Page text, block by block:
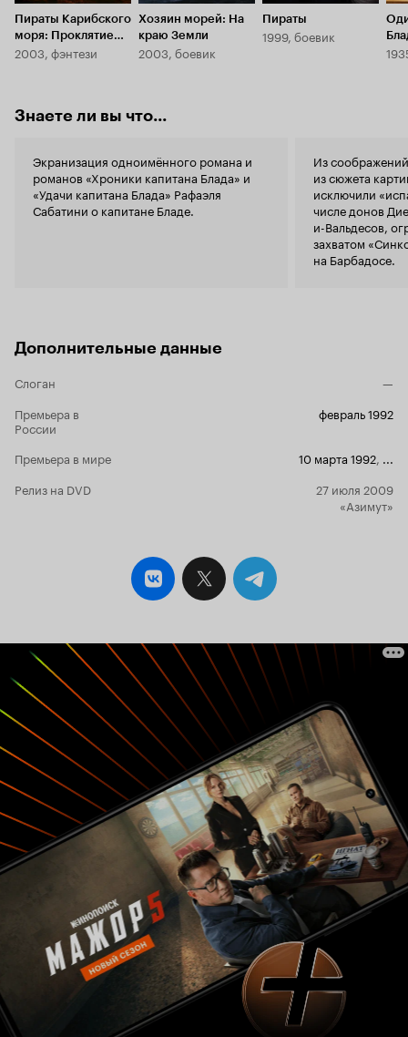
канонир Огл, спокойный и циничный Хактор,
буйный рубаха-парень Волверстон. Морские
сражения показаны хорошо, особенно удались
Ярмольник
подошел
Но, все равно, на Левасера
Внешне.
радости
фильме
персонажи
как есть.
не могу никак. Стыд и позор
Пираты Карибского
моря: Проклятие
Черной
2003, фэнтези
Хозяин морей: На
краю Земли
2003, боевик
Пираты
1999, боевик
Знаете ли вы что...
Экранизация одноимённого романа и
романов «Хроники капитана Блада» и
«Удачи капитана Блада» Рафаэля
Сабатини о капитане Бладе.
Из
из сюжета
исключили
числе донов
и-Вальдесов,
захватом
на Барбадосе.
Дополнительные данные
Слоган
—
Премьера в
России
февраль 1992
Премьера в мире 10 марта 1992, ...
Релиз на DVD
27 июля 2009
«Азимут»